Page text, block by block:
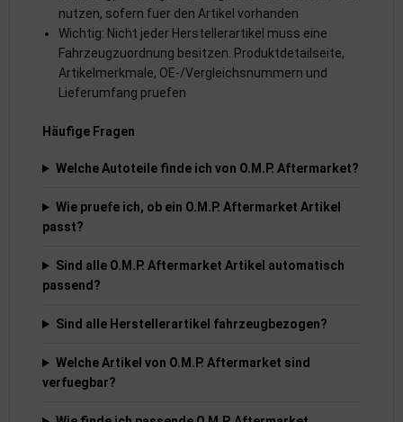
nutzen, sofern fuer den Artikel vorhanden
Wichtig: Nicht jeder Herstellerartikel muss eine
Fahrzeugzuordnung besitzen. Produktdetailseite,
Artikelmerkmale, OE-/Vergleichsnummern und
Lieferumfang pruefen
Häufige Fragen
Welche Autoteile finde ich von O.M.P. Aftermarket?
Wie pruefe ich, ob ein O.M.P. Aftermarket Artikel
passt?
Sind alle O.M.P. Aftermarket Artikel automatisch
passend?
Sind alle Herstellerartikel fahrzeugbezogen?
Welche Artikel von O.M.P. Aftermarket sind
verfuegbar?
Glühanlage